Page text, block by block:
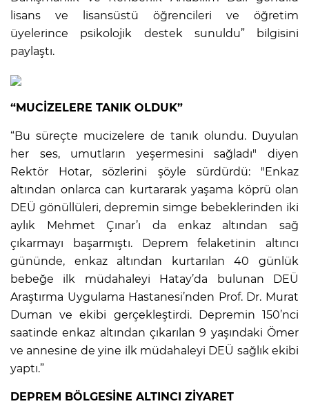
lisans ve lisansüstü öğrencileri ve öğretim
üyelerince psikolojik destek sunuldu” bilgisini
paylaştı.
“MUCİZELERE TANIK OLDUK”
“Bu süreçte mucizelere de tanık olundu. Duyulan
her ses, umutların yeşermesini sağladı" diyen
Rektör Hotar, sözlerini şöyle sürdürdü: "Enkaz
altından onlarca can kurtararak yaşama köprü olan
DEÜ gönüllüleri, depremin simge bebeklerinden iki
aylık Mehmet Çınar’ı da enkaz altından sağ
çıkarmayı başarmıştı. Deprem felaketinin altıncı
gününde, enkaz altından kurtarılan 40 günlük
bebeğe ilk müdahaleyi Hatay’da bulunan DEÜ
Araştırma Uygulama Hastanesi’nden Prof. Dr. Murat
Duman ve ekibi gerçekleştirdi. Depremin 150’nci
saatinde enkaz altından çıkarılan 9 yaşındaki Ömer
ve annesine de yine ilk müdahaleyi DEÜ sağlık ekibi
yaptı.”
DEPREM BÖLGESİNE ALTINCI ZİYARET